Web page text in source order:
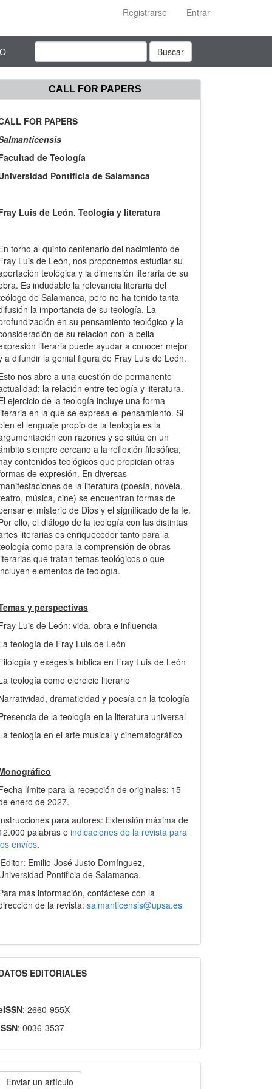
Registrarse
Entrar
Buscar
CALL FOR PAPERS
FOR PAPERS
de Teología
Pontificia de Salamanca
Luis de León. Teología y literatura
torno al quinto centenario del nacimiento de
Luis de León, nos proponemos estudiar su
teológica y la dimensión literaria de su
Es indudable la relevancia literaria del
de Salamanca, pero no ha tenido tanta
la importancia de su teología. La
en su pensamiento teológico y la
de su relación con la bella
literaria puede ayudar a conocer mejor
a difundir la genial figura de Fray Luis de León.
nos abre a una cuestión de permanente
la relación entre teología y literatura.
ejercicio de la teología incluye una forma
en la que se expresa el pensamiento. Si
el lenguaje propio de la teología es la
con razones y se sitúa en un
siempre cercano a la reflexión filosófica,
contenidos teológicos que propician otras
de expresión. En diversas
de la literatura (poesía, novela,
música, cine) se encuentran formas de
el misterio de Dios y el significado de la fe.
ello, el diálogo de la teología con las distintas
literarias es enriquecedor tanto para la
como para la comprensión de obras
que tratan temas teológicos o que
elementos de teología.
y perspectivas
Luis de León: vida, obra e influencia
teología de Fray Luis de León
y exégesis bíblica en Fray Luis de León
teología como ejercicio literario
dramaticidad y poesía en la teología
de la teología en la literatura universal
teología en el arte musical y cinematográfico
límite para la recepción de originales: 15
enero de 2027.
para autores: Extensión máxima de
palabras eindicaciones de la revista para
envíos.
Editor: Emilio-José Justo Domínguez,
Pontificia de Salamanca.
más información, contáctese con la
de la revista: salmanticensis@upsa.es
EDITORIALES
: 2660-955X
: 0036-3537
Enviar un artículo